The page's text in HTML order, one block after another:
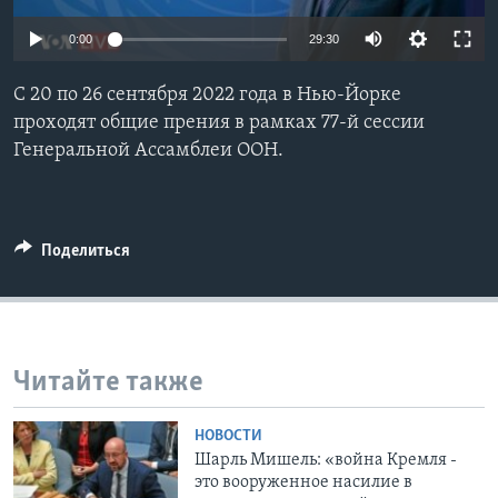
Learning English
СОЦИАЛЬНЫЕ СЕТИ
0:00 29:30
С 20 по 26 сентября 2022 года в Нью-Йорке
проходят общие прения в рамках 77-й сессии
Генеральной Ассамблеи ООН.
Поделиться
Читайте также
НОВОСТИ
Шарль Мишель: «война Кремля -
это вооруженное насилие в